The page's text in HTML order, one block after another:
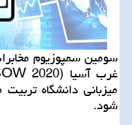
سومین سمپوزیوم
میزبانی دانشگاه
شود.